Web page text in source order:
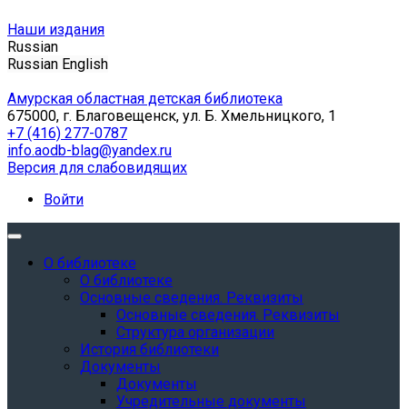
Наши издания
Russian
Russian English
Амурская областная детская библиотека
675000, г. Благовещенск, ул. Б. Хмельницкого, 1
+7 (416) 277-0787
info.aodb-blag@yandex.ru
Версия для слабовидящих
Войти
О библиотеке
О библиотеке
Основные сведения. Реквизиты
Основные сведения. Реквизиты
Структура организации
История библиотеки
Документы
Документы
Учредительные документы